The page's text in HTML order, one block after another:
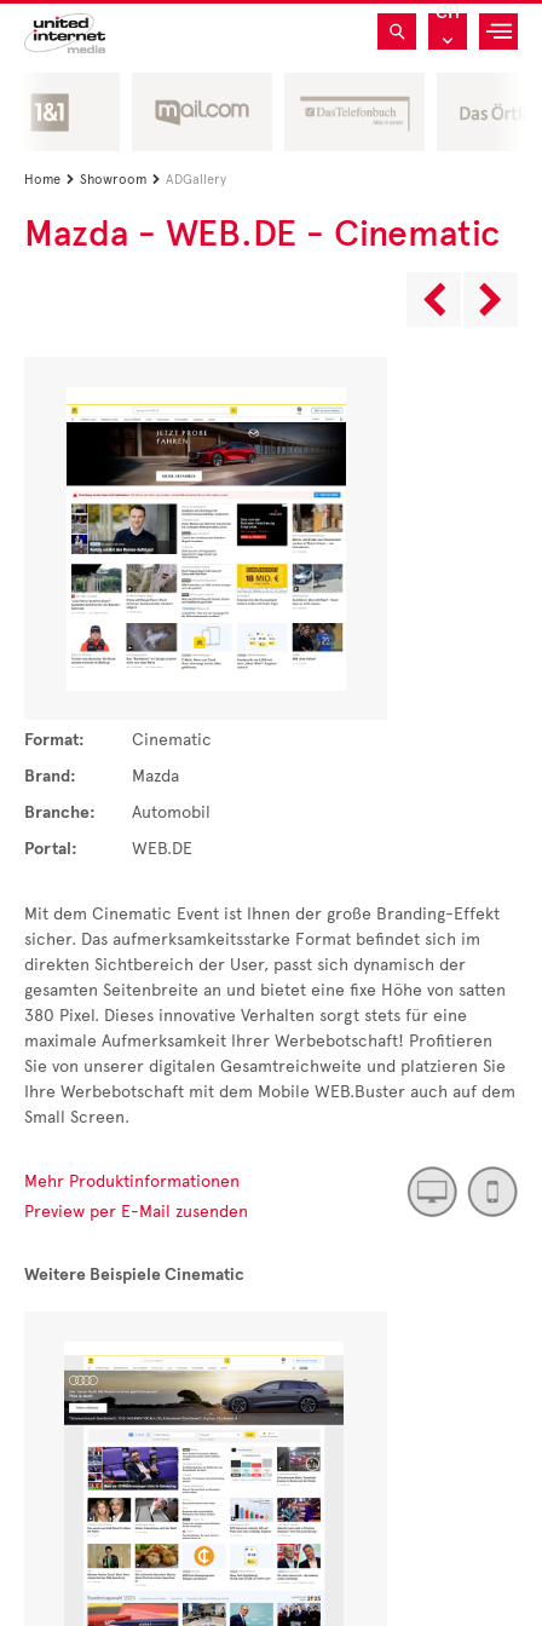
CH
Home  Showroom  ADGallery
Mazda - WEB.DE - Cinematic


Format:
Cinematic
Brand:
Mazda
Branche:
Automobil
Portal:
WEB.DE
Mit dem Cinematic Event ist Ihnen der große Branding-Effekt
sicher. Das aufmerksamkeitsstarke Format befindet sich im
direkten Sichtbereich der User, passt sich dynamisch der
gesamten Seitenbreite an und bietet eine fixe Höhe von satten
380 Pixel. Dieses innovative Verhalten sorgt stets für eine
maximale Aufmerksamkeit Ihrer Werbebotschaft! Profitieren
Sie von unserer digitalen Gesamtreichweite und platzieren Sie
Ihre Werbebotschaft mit dem Mobile WEB.Buster auch auf dem
Small Screen.
Mehr Produktinformationen
Preview per E-Mail zusenden
Weitere Beispiele Cinematic